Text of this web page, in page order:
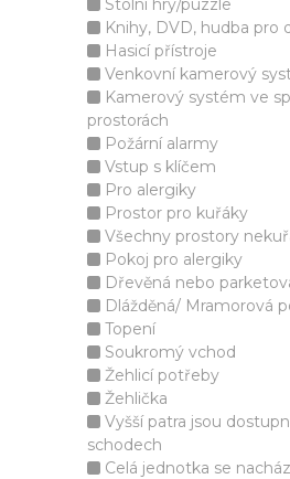
Stolní hry/puzzle
Knihy, DVD, hudba pro
Hasicí přístroje
Venkovní kamerový
Kamerový systém ve
prostorách
Požární alarmy
Vstup s klíčem
Pro alergiky
Prostor pro kuřáky
Všechny prostory
Pokoj pro alergiky
Dřevěná nebo
Dlážděná/ Mramorová
Topení
Soukromý vchod
Žehlicí potřeby
Žehlička
Vyšší patra jsou
schodech
Celá jednotka se